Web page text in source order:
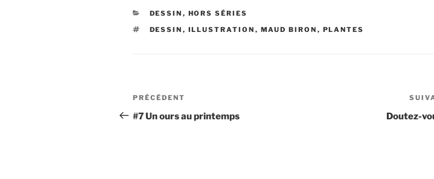
CATÉGORIES
DESSIN , HORS SÉRIES
ÉTIQUETTES
DESSIN , ILLUSTRATION , MAUD BIRON , PLANTES
Navigation
de
Article
précédent
PRÉCÉDENT
#7 Un ours au printemps Doutez-